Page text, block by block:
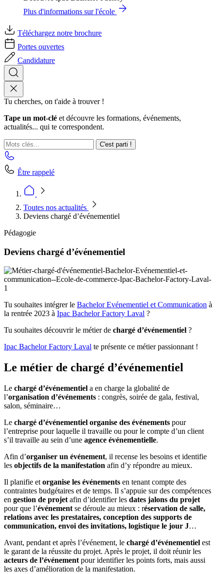
Plus d'informations sur l'école
Téléchargez notre brochure
Portes ouvertes
Candidature
Tu cherches, on t'aide à trouver !
Tape un mot-clé et découvre les formations, événements,
actualités... qui te correspondent.
C'est parti !
Être rappelé
Toutes nos actualités
Deviens chargé d’événementiel
Pédagogie
Deviens chargé d’événementiel
Tu souhaites intégrer le Bachelor Evénementiel et Communication à
la rentrée 2023 à Ipac Bachelor Factory Laval ?
Tu souhaites découvrir le métier de chargé d’événementiel ?
Ipac Bachelor Factory Laval te présente ce métier passionnant !
Le métier de chargé d’événementiel
Le chargé d’événementiel a en charge la globalité de
l’organisation d’événements : congrès, soirée de gala, festival,
salon, séminaire…
Le chargé d’événementiel organise des événements pour
l’entreprise pour laquelle il travaille ou pour le compte d’un client
s’il travaille au sein d’une agence événementielle.
Afin d’organiser un événement, il recense les besoins et identifie
les objectifs de la manifestation afin d’y répondre au mieux.
Il planifie et organise les événements en tenant compte des
contraintes budgétaires et de temps. Il s’appuie sur des compétences
en gestion de projet afin d’identifier les dates jalons du projet
pour que l’événement se déroule au mieux : réservation de salle,
relations avec les prestataires, conception des supports de
communication, envoi des invitations, logistique le jour J…
Avant, pendant et après l’événement, le chargé d’événementiel est
le garant de la réussite du projet. Après le projet, il doit réunir les
acteurs de l’événement pour identifier les points forts, mais aussi
les axes d’amélioration de la manifestation.